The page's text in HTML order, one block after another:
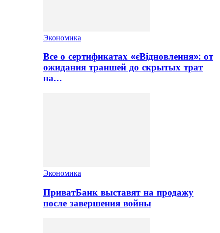
Экономика
Все о сертификатах «єВідновлення»: от
ожидания траншей до скрытых трат
на…
Экономика
ПриватБанк выставят на продажу
после завершения войны